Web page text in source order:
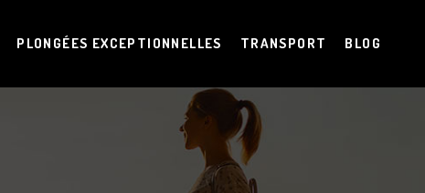
PLONGÉES EXCEPTIONNELLES TRANSPORT BLOG